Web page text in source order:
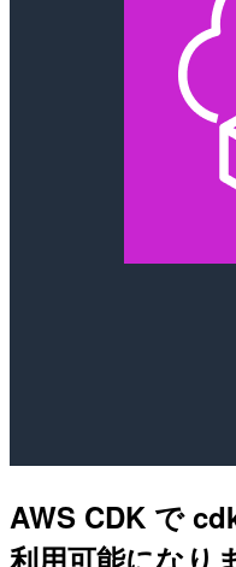
AWS CDK で
利用可能になり